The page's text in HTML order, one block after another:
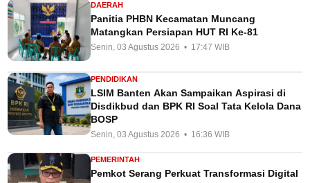
DAERAH
Panitia PHBN Kecamatan Muncang
Matangkan Persiapan HUT RI Ke-81
Senin, 03 Agustus 2026 • 17:47 WIB
PENDIDIKAN
LSIM Banten Akan Sampaikan Aspirasi di
Disdikbud dan BPK RI Soal Tata Kelola Dana
BOSP
Senin, 03 Agustus 2026 • 16:36 WIB
PEMERINTAH
Pemkot Serang Perkuat Transformasi Digital